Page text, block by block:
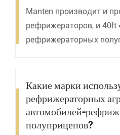
Manten производит и
рефрижераторов, и 40ft
рефрижераторных
Какие марки
рефрижераторных
автомобилей-
полуприцепов?